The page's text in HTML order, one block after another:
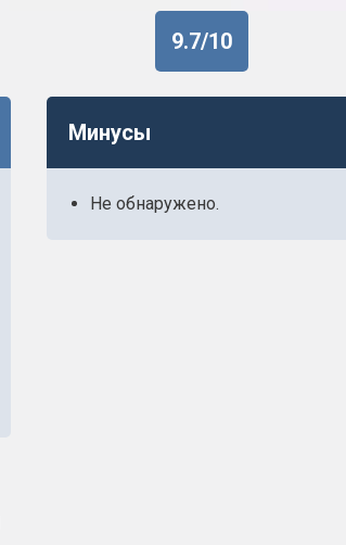
9.7/10
Минусы
Не обнаружено.